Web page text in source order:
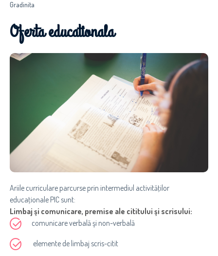
Gradinita
Oferta educationala
Ariile curriculare parcurse prin intermediul activităţilor
educaţionale PIC sunt:
Limbaj şi comunicare, premise ale cititului şi scrisului:
comunicare verbală şi non-verbală
elemente de limbaj scris-citit